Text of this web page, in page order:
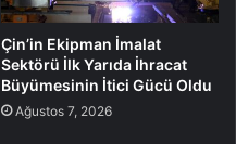
Çin’in Ekipman İmalat
Sektörü İlk Yarıda İhracat
Büyümesinin İtici Gücü Oldu
Ağustos 7, 2026